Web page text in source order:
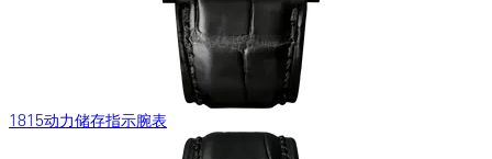
1815动力储存指示腕表